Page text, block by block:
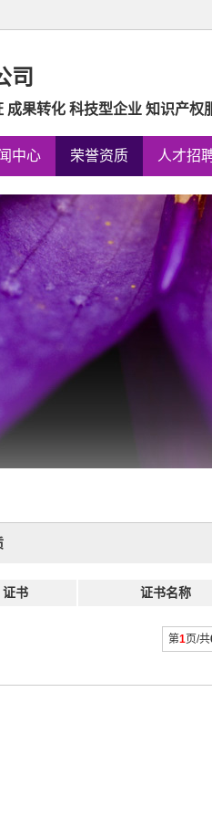
司
成果转化 科技型企业 知识产权
中心 荣誉资质 人才招
证书 证书名称
第1页/共